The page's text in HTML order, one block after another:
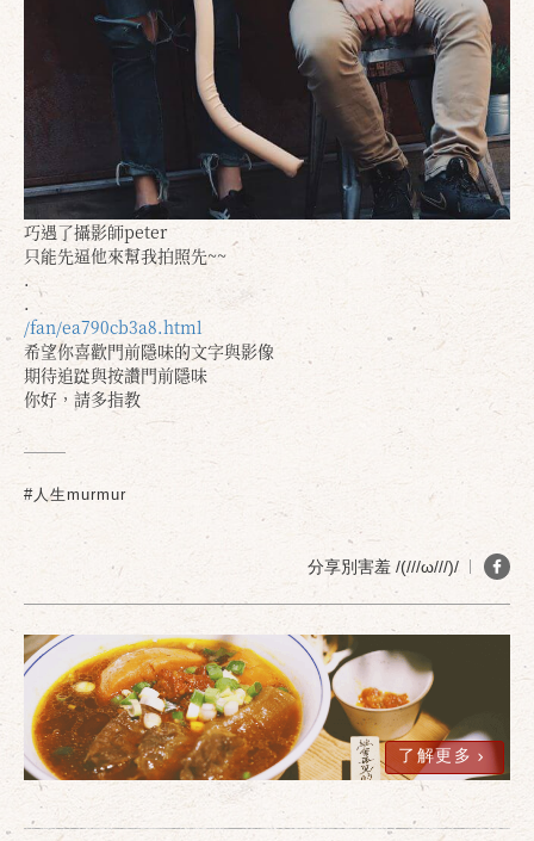
巧遇了攝影師peter
只能先逼他來幫我拍照先~~
.
.
/fan/ea790cb3a8.html
希望你喜歡門前隱味的文字與影像
期待追踨與按讚門前隱味
你好，請多指教
#人生murmur
分享別害羞 /(///ω///)/
了解更多